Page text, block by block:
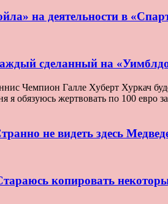
на деятельности в
сделанный на
Чемпион Галле Хуберт Хуркач
я обязуюсь жертвовать по 100 евро
не видеть здесь
копировать